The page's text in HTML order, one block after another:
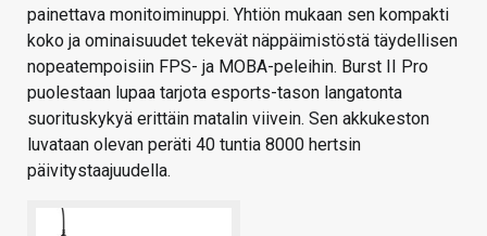
painettava monitoiminuppi. Yhtiön mukaan sen kompakti
koko ja ominaisuudet tekevät näppäimistöstä täydellisen
nopeatempoisiin FPS- ja MOBA-peleihin. Burst II Pro
puolestaan lupaa tarjota esports-tason langatonta
suorituskykyä erittäin matalin viivein. Sen akkukeston
luvataan olevan peräti 40 tuntia 8000 hertsin
päivitystaajuudella.